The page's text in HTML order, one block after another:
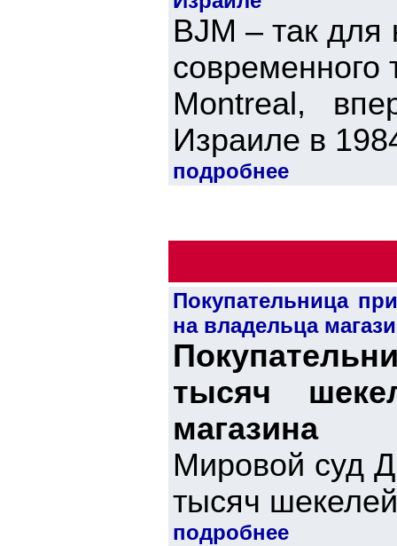
BJM – так для
Montreal,
Израиле в
подробнее
Покупательница
на владельца
тысяч
магазина
Мировой суд
тысяч
подробнее